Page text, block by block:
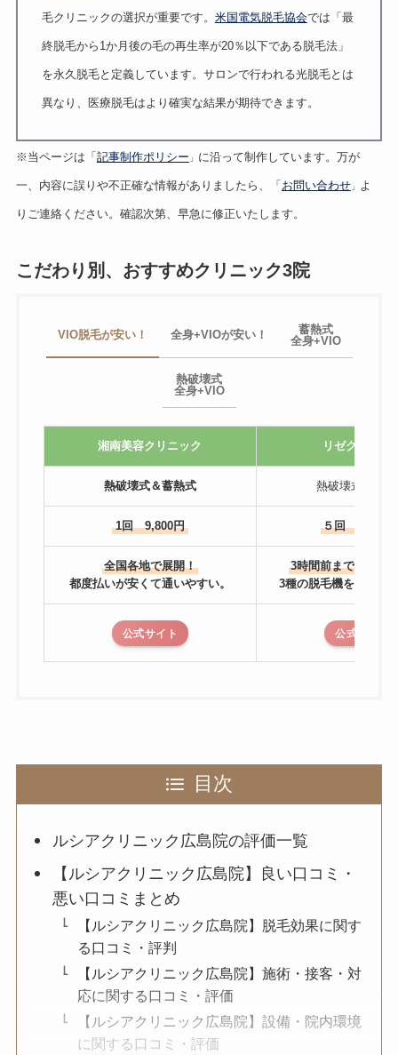
毛クリニックの選択が重要です。 米国電気脱毛協会では「最
終脱毛から1か月後の毛の再生率が20％以下である脱毛法」
を永久脱毛と定義しています。サロンで行われる光脱毛とは
異なり、医療脱毛はより確実な結果が期待できます。
※当ページは「 記事制作ポリシー 」 に沿って制作しています。万が
一、内容に誤りや不正確な情報がありましたら、「 お問い合わせ」 よ
りご連絡ください。確認次第、早急に修正いたします。
こだわり別、おすすめクリニック3院
VIO脱毛が安い！ 全身+VIOが安い！
蓄熱式
全身+VIO
熱破壊式
全身+VIO
湘南美容クリニック リゼクリニッ
熱破壊式＆蓄熱式 熱破壊式＆蓄
1回 9,800円 ５回 81,600
全国各地で展開！
都度払いが安くて通いやすい。
3時間前までキャン
3種の脱毛機を使い分
公式サイト 公式サイト
目次
ルシアクリニック広島院の評価一覧
【ルシアクリニック広島院】良い口コミ・
悪い口コミまとめ
【ルシアクリニック広島院】脱毛効果に関す
る口コミ・評判
【ルシアクリニック広島院】施術・接客・対
応に関する口コミ・評価
【ルシアクリニック広島院】設備・院内環境
に関する口コミ・評価